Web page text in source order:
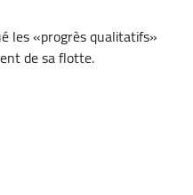
les «progrès qualitatifs»
de sa flotte.